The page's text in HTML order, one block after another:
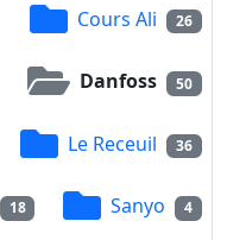
Cours Ali 26
Danfoss 50
Le Receuil 36
18 Sanyo 4